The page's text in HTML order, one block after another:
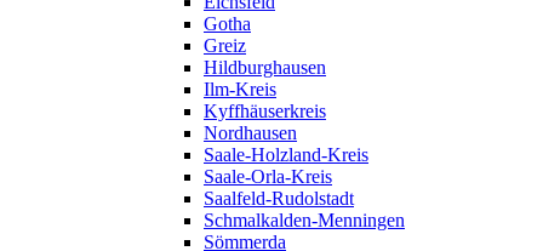
Gotha
Greiz
Hildburghausen
Ilm-Kreis
Kyffhäuserkreis
Nordhausen
Saale-Holzland-Kreis
Saale-Orla-Kreis
Saalfeld-Rudolstadt
Schmalkalden-Menningen
Sömmerda